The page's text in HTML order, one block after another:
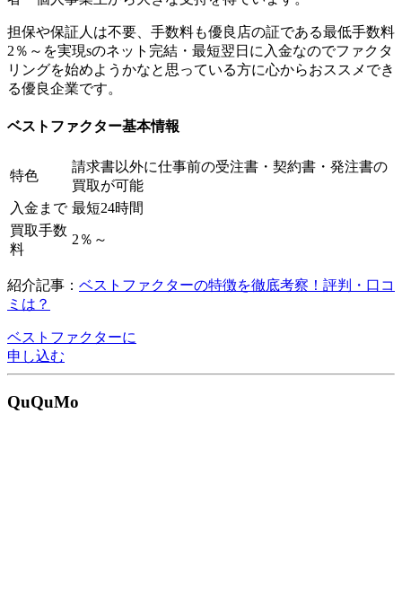
担保や保証人は不要、手数料も優良店の証である最低手数料
2％～を実現sのネット完結・最短翌日に入金なのでファクタ
リングを始めようかなと思っている方に心からおススメでき
る優良企業です。
ベストファクター基本情報
特色
請求書以外に仕事前の受注書・契約書・発注書の
買取が可能
入金まで 最短24時間
買取手数
料
2％～
紹介記事： ベストファクターの特徴を徹底考察！評判・口コ
ミは？
ベストファクターに
申し込む
QuQuMo